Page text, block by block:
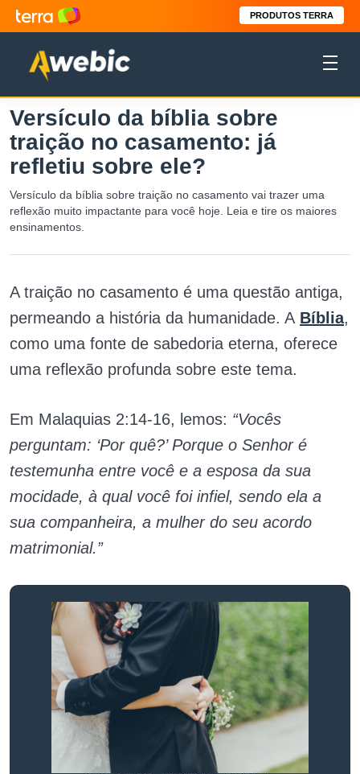
PRODUTOS TERRA
Versículo da bíblia sobre
traição no casamento: já
refletiu sobre ele?
Versículo da bíblia sobre traição no casamento vai trazer uma
reflexão muito impactante para você hoje. Leia e tire os maiores
ensinamentos.
A traição no casamento é uma questão antiga,
permeando a história da humanidade. A Bíblia,
como uma fonte de sabedoria eterna, oferece
uma reflexão profunda sobre este tema.
Em Malaquias 2:14-16, lemos: “Vocês
perguntam: ‘Por quê?’ Porque o Senhor é
testemunha entre você e a esposa da sua
mocidade, à qual você foi infiel, sendo ela a
sua companheira, a mulher do seu acordo
matrimonial.”